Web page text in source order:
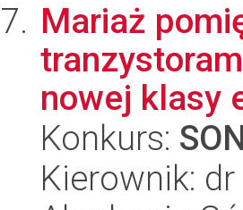
Mariaż
nowej klasy
Konkurs:
Kierownik: